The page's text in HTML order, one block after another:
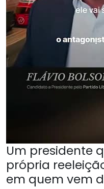
Um presidente
própria
em quem vem